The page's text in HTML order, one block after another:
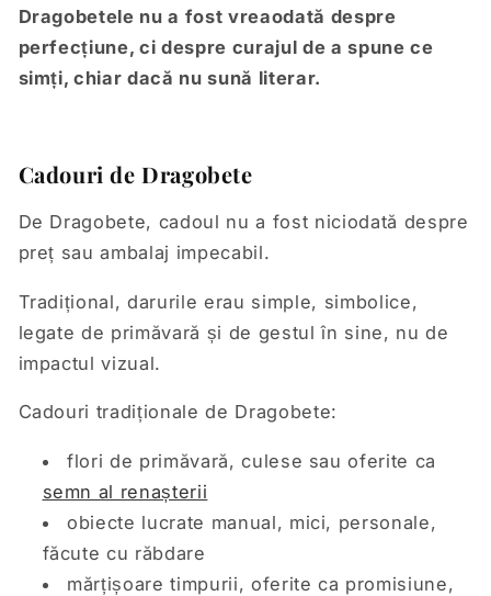
Dragobetele nu a fost vreaodată despre
perfecțiune, ci despre curajul de a spune ce
simți, chiar dacă nu sună literar.
Cadouri de Dragobete
De Dragobete, cadoul nu a fost niciodată despre
preț sau ambalaj impecabil.
Tradițional, darurile erau simple, simbolice,
legate de primăvară și de gestul în sine, nu de
impactul vizual.
Cadouri tradiționale de Dragobete:
flori de primăvară, culese sau oferite ca
semn al renașterii
obiecte lucrate manual, mici, personale,
făcute cu răbdare
mărțișoare timpurii, oferite ca promisiune,